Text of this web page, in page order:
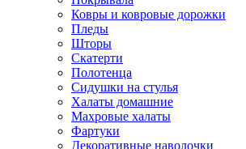
Ковры и ковровые дорожки
Пледы
Шторы
Скатерти
Полотенца
Сидушки на стулья
Халаты домашние
Махровые халаты
Фартуки
Декоративные наволочки